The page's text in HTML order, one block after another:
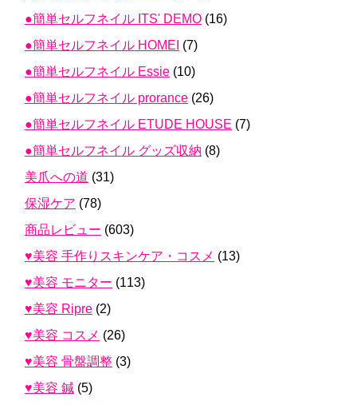
●簡単セルフネイル ITS' DEMO (16)
●簡単セルフネイル HOMEI (7)
●簡単セルフネイル Essie (10)
●簡単セルフネイル prorance (26)
●簡単セルフネイル ETUDE HOUSE (7)
●簡単セルフネイル グッズ収納 (8)
美爪への道 (31)
保湿ケア (78)
商品レビュー (603)
♥美容 手作りスキンケア・コスメ (13)
♥美容 モニター (113)
♥美容 Ripre (2)
♥美容 コスメ (26)
♥美容 骨盤調整 (3)
♥美容 鍼 (5)